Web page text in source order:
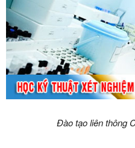
Đào tạo liên thông